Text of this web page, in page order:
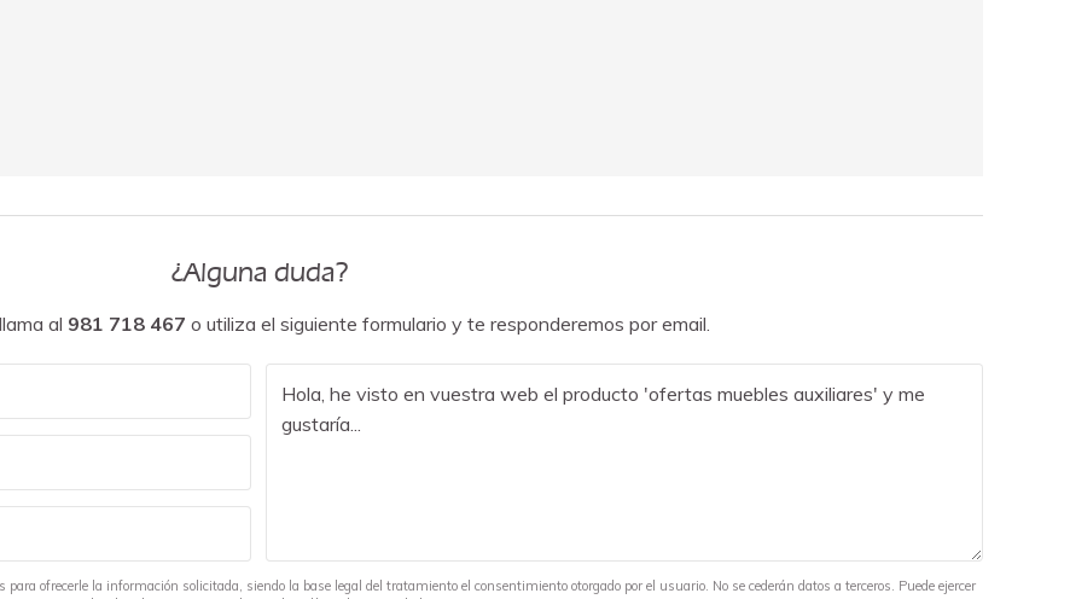
¿Alguna duda?
al 981 718 467 o utiliza el siguiente formulario y te responderemos por email.
ofrecerle la información solicitada, siendo la base legal del tratamiento el consentimiento otorgado por el usuario. No se cederán datos a terceros. Puede ejercer